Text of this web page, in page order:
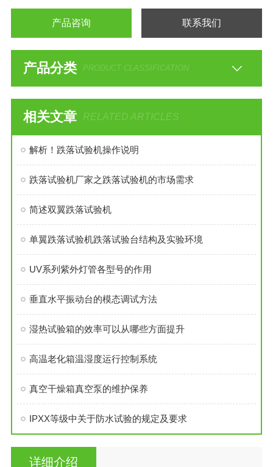
产品咨询 联系我们
产品分类 PRODUCT CLASSIFICATION
相关文章 RELATED ARTICLES
解析！跌落试验机操作说明
跌落试验机厂家之跌落试验机的市场需求
简述双翼跌落试验机
单翼跌落试验机跌落试验台结构及实验环境
UV系列紫外灯管各型号的作用
垂直水平振动台的模态调试方法
湿热试验箱的效率可以从哪些方面提升
高温老化箱温湿度运行控制系统
真空干燥箱真空泵的维护保养
IPXX等级中关于防水试验的规定及要求
详细介绍